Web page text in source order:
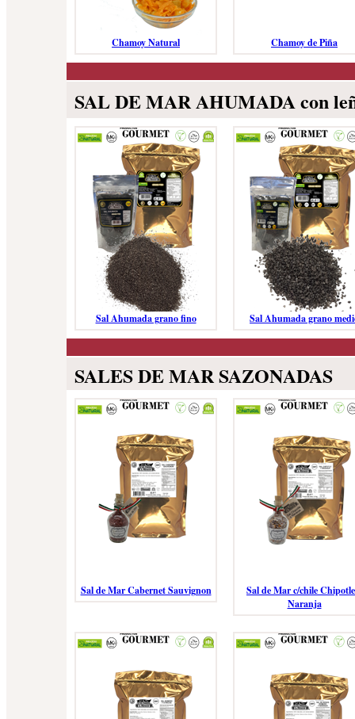
Chamoy Natural Chamoy de Piña
SAL DE MAR AHUMADA con
Sal Ahumada grano fino Sal Ahumada grano
SALES DE MAR SAZONADAS
Sal de Mar Cabernet Sauvignon
Sal de Mar c/chile
Naranja